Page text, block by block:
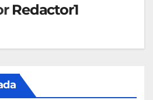
Redactor1